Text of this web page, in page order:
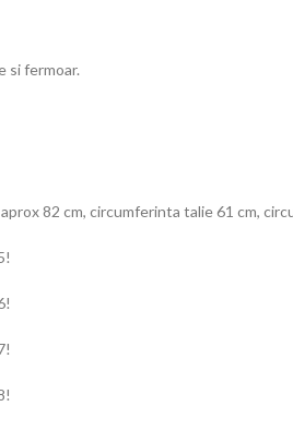
si fermoar.
82 cm, circumferinta talie 61 cm,